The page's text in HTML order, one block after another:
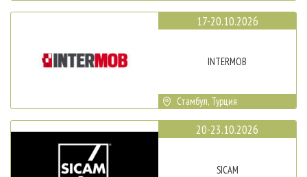
17-20.10.2026
INTERMOB
Стамбул, Турция
20-23.10.2026
SICAM